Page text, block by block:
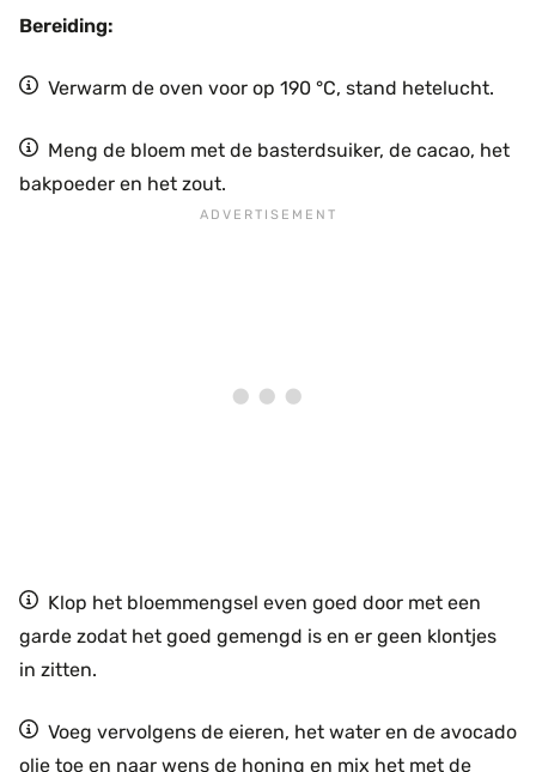
Bereiding:
Verwarm de oven voor op 190 °C, stand hetelucht.
Meng de bloem met de basterdsuiker, de cacao, het
bakpoeder en het zout.
Klop het bloemmengsel even goed door met een
garde zodat het goed gemengd is en er geen klontjes
in zitten.
Voeg vervolgens de eieren, het water en de avocado
olie toe en naar wens de honing en mix het met de